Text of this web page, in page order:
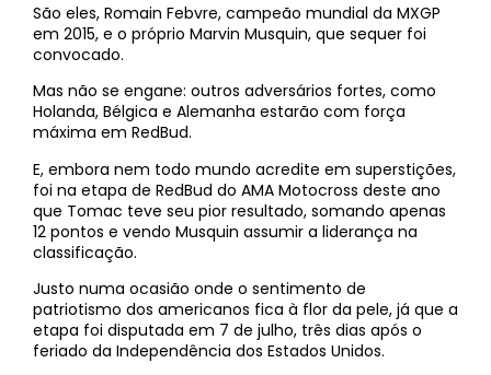
São eles, Romain Febvre, campeão mundial da MXGP
em 2015, e o próprio Marvin Musquin, que sequer foi
convocado.
Mas não se engane: outros adversários fortes, como
Holanda, Bélgica e Alemanha estarão com força
máxima em RedBud.
E, embora nem todo mundo acredite em superstições,
foi na etapa de RedBud do AMA Motocross deste ano
que Tomac teve seu pior resultado, somando apenas
12 pontos e vendo Musquin assumir a liderança na
classificação.
Justo numa ocasião onde o sentimento de
patriotismo dos americanos fica à flor da pele, já que a
etapa foi disputada em 7 de julho, três dias após o
feriado da Independência dos Estados Unidos.